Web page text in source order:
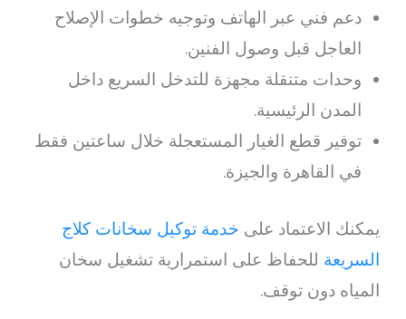
دعم فني عبر الهاتف وتوجيه خطوات الإصلاح
العاجل قبل وصول الفنين.
وحدات متنقلة مجهزة للتدخل السريع داخل
المدن الرئيسية.
توفير قطع الغيار المستعجلة خلال ساعتين فقط
في القاهر‌ة والجيزة.
يمكنك الاعتماد على خدمة توكيل سخانات كلاج
السريعة للحفاظ على استمرارية تشغيل سخان
المياه دون توقف.